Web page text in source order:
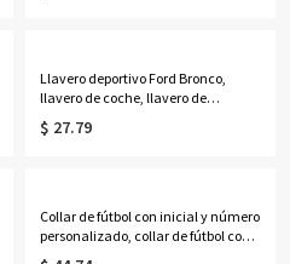
Llavero deportivo Ford Bronco,
llavero de coche, llavero de
metal/esmalte, llavero de coche,
regalo para amante del deporte
$ 27.79
Collar de fútbol con inicial y número
personalizado, collar de fútbol con
nombre grabado, joyería deportiva,